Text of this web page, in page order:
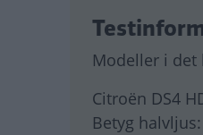
Modeller i det
Citroën DS4
Betyg halvljus: